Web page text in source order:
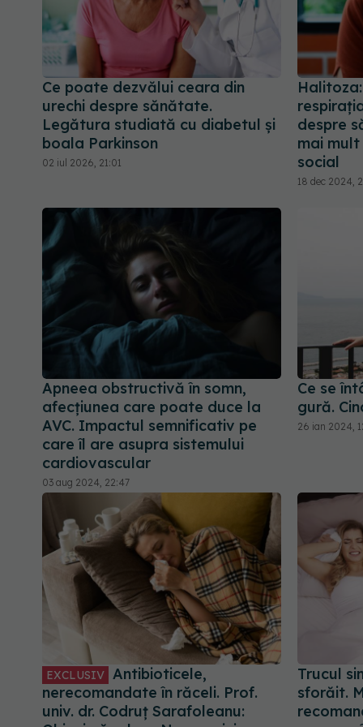
Ce poate dezvălui ceara din
urechi despre sănătate.
Legătura studiată cu diabetul și
boala Parkinson
02 iul 2026, 21:01
despre
mai
social
18 dec 2024,
Apneea obstructivă în somn,
afecțiunea care poate duce la
AVC. Impactul semnificativ pe
care îl are asupra sistemului
cardiovascular
03 aug 2024, 22:47
Ce se
gură.
26 ian 2024,
EXCLUSIV Antibioticele,
nerecomandate în răceli. Prof.
univ. dr. Codruț Sarafoleanu:
Trucul
sforăit.